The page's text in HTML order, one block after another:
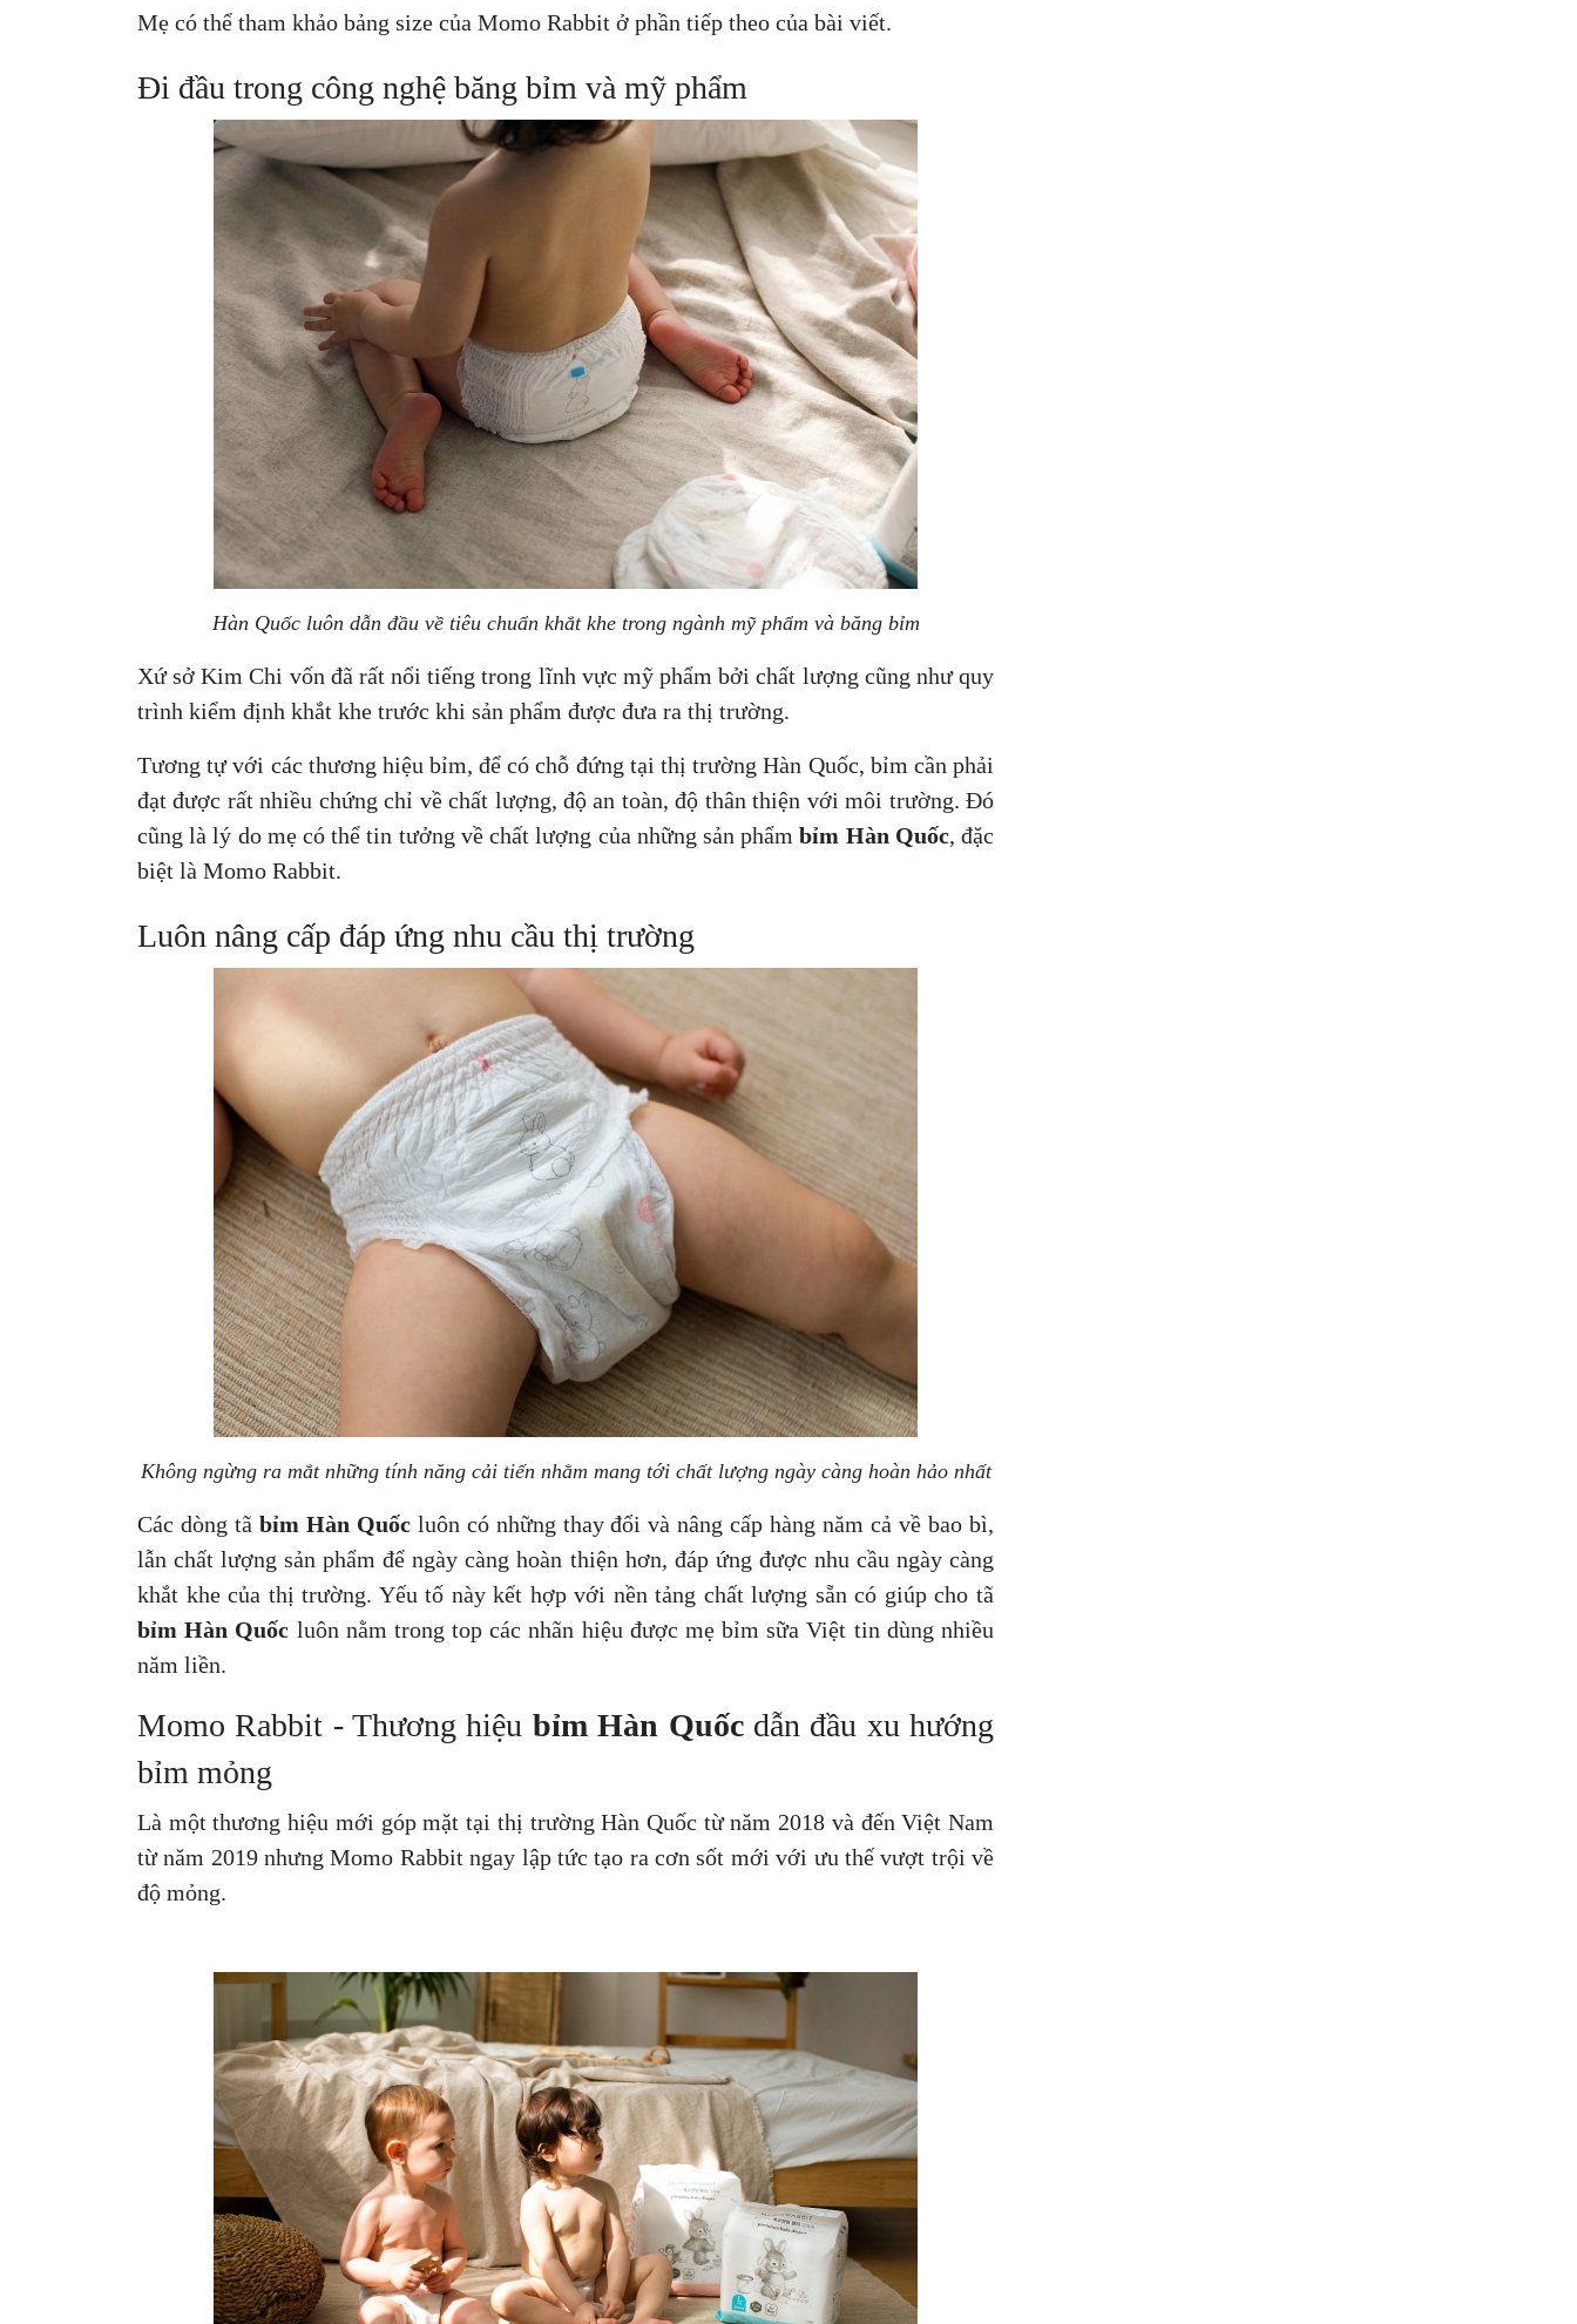
Mẹ có thể tham khảo bảng size của Momo Rabbit ở phần tiếp theo của bài viết.
Đi đầu trong công nghệ băng bỉm và mỹ phẩm
Hàn Quốc luôn dẫn đầu về tiêu chuẩn khắt khe trong ngành mỹ phẩm và băng bỉm
Xứ sở Kim Chi vốn đã rất nổi tiếng trong lĩnh vực mỹ phẩm bởi chất lượng cũng như quy
trình kiểm định khắt khe trước khi sản phẩm được đưa ra thị trường.
Tương tự với các thương hiệu bỉm, để có chỗ đứng tại thị trường Hàn Quốc, bỉm cần phải
đạt được rất nhiều chứng chỉ về chất lượng, độ an toàn, độ thân thiện với môi trường. Đó
cũng là lý do mẹ có thể tin tưởng về chất lượng của những sản phẩmbỉm Hàn Quốc, đặc
biệt là Momo Rabbit.
Luôn nâng cấp đáp ứng nhu cầu thị trường
Không ngừng ra mắt những tính năng cải tiến nhằm mang tới chất lượng ngày càng hoàn hảo nhất
Các dòng tã bỉm Hàn Quốcluôn có những thay đổi và nâng cấp hàng năm cả về bao bì,
lẫn chất lượng sản phẩm để ngày càng hoàn thiện hơn, đáp ứng được nhu cầu ngày càng
khắt khe của thị trường. Yếu tố này kết hợp với nền tảng chất lượng sẵn có giúp cho tã
bỉm Hàn Quốc luôn nằm trong top các nhãn hiệu được mẹ bỉm sữa Việt tin dùng nhiều
năm liền.
Momo Rabbit - Thương hiệu bỉm Hàn Quốcdẫn đầu xu hướng
bỉm mỏng
Là một thương hiệu mới góp mặt tại thị trường Hàn Quốc từ năm 2018 và đến Việt Nam
từ năm 2019 nhưng Momo Rabbit ngay lập tức tạo ra cơn sốt mới với ưu thế vượt trội về
độ mỏng.